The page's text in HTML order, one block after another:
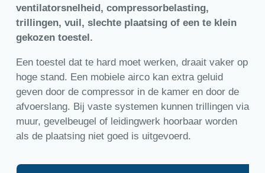
ventilatorsnelheid, compressorbelasting,
trillingen, vuil, slechte plaatsing of een te klein
gekozen toestel.
Een toestel dat te hard moet werken, draait vaker op
hoge stand. Een mobiele airco kan extra geluid
geven door de compressor in de kamer en door de
afvoerslang. Bij vaste systemen kunnen trillingen via
muur, gevelbeugel of leidingwerk hoorbaar worden
als de plaatsing niet goed is uitgevoerd.